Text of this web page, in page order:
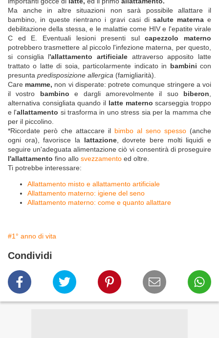
Ma anche in altre situazioni non sarà possibile allattare il
bambino, in queste rientrano i gravi casi di salute maternae
debilitazione della stessa, e le malattie come HIV e l'epatite virale
C ed E. Eventuali lesioni presenti sulcapezzolo materno
potrebbero trasmettere al piccolo l'infezione materna, per questo,
si consiglia l'allattamento artificiale attraverso apposito latte
trattato o latte di soia, particolarmente indicato in bambinicon
presunta predisposizione allergica (famigliarità).
Care mamme, non vi disperate: potrete comunque stringere a voi
il vostro bambinoe dargli amorevolmente il suo biberon
alternativa consigliata quando il latte materno scarseggia troppo
e l'allattamento si trasforma in uno stress sia per la mamma che
per il piccolino.
*Ricordate però che attaccare il bimbo al seno spesso (anche
ogni ora), favorisce la lattazione, dovrete bere molti liquidi e
seguire un'adeguata alimentazione ciò vi consentirà di proseguire
l'allattamento fino allo svezzamento ed oltre.
Ti potrebbe interessare:
Allattamento misto e allattamento artificiale
Allattamento materno: igiene del seno
Allattamento materno: come e quanto allattare
#1° anno di vita
Condividi